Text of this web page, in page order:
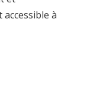
à